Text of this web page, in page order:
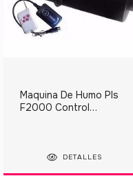
Maquina De Humo Pls
F2000 Control
DETALLES